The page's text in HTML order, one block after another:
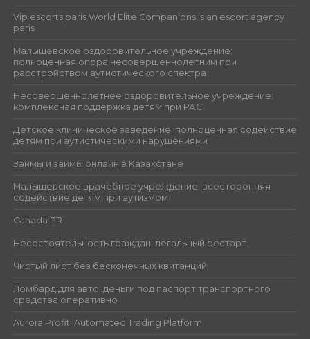
Vip escorts paris World Elite Companions is an escort agency
paris
Малышевское оздоровительное учреждение:
полноценная опора несовершеннолетним при
расстройством аутистического спектра
Несовершеннолетнее оздоровительное учреждение:
комплексная поддержка детям при РАС
Детское клиническое заведение: полноценная содействие
детям при аутистическими нарушениями
Займы и займы онлайн в Казахстане
Малышевское врачебное учреждение: всесторонняя
содействие детям при аутизмом
Canada PR
Несостоятельность граждан: легальный рестарт
Чистый лист без бесконечных квитанций
Ломбард для авто: деньги под паспорт транспортного
средства оперативно
Aurora Profit: Automated Trading Platform